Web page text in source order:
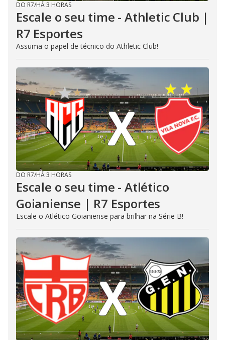
DO R7/HÁ 3 HORAS
Escale o seu time - Athletic Club |
R7 Esportes
Assuma o papel de técnico do Athletic Club!
DO R7/HÁ 3 HORAS
Escale o seu time - Atlético
Goianiense | R7 Esportes
Escale o Atlético Goianiense para brilhar na Série B!